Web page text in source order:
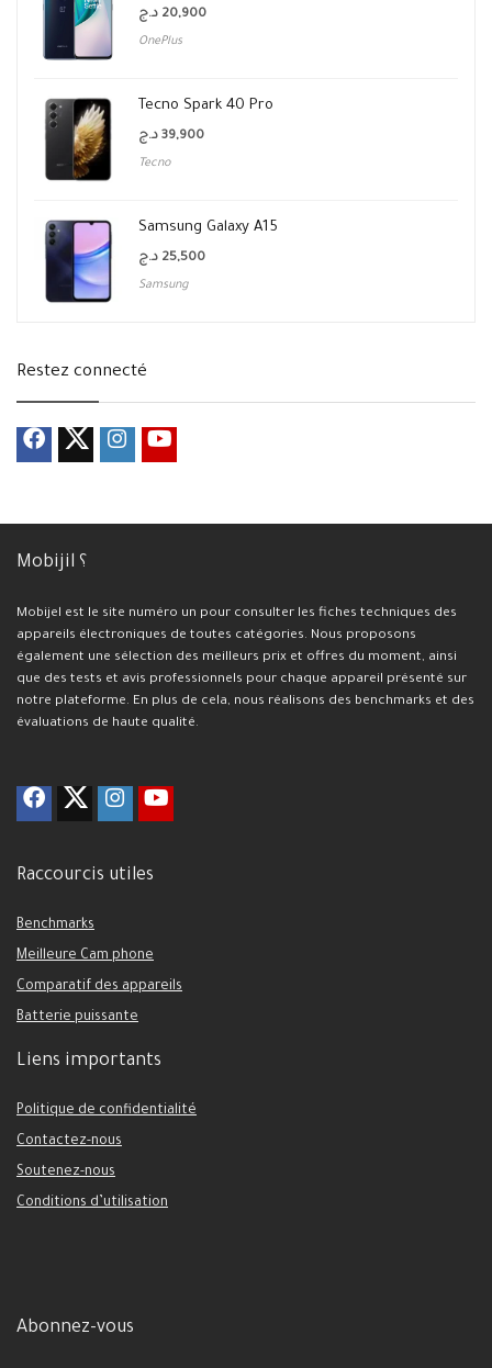
20,900 د.ج
OnePlus
Tecno Spark 40 Pro
39,900 د.ج
Tecno
Samsung Galaxy A15
25,500 د.ج
Samsung
Restez connecté
Mobijil ؟
Mobijel est le site numéro un pour consulter les fiches techniques des
appareils électroniques de toutes catégories. Nous proposons
également une sélection des meilleurs prix et offres du moment, ainsi
que des tests et avis professionnels pour chaque appareil présenté sur
notre plateforme. En plus de cela, nous réalisons des benchmarks et des
évaluations de haute qualité.
Raccourcis utiles
Benchmarks
Meilleure Cam phone
Comparatif des appareils
Batterie puissante
Liens importants
Politique de confidentialité
Contactez-nous
Soutenez-nous
Conditions d’utilisation
Abonnez-vous